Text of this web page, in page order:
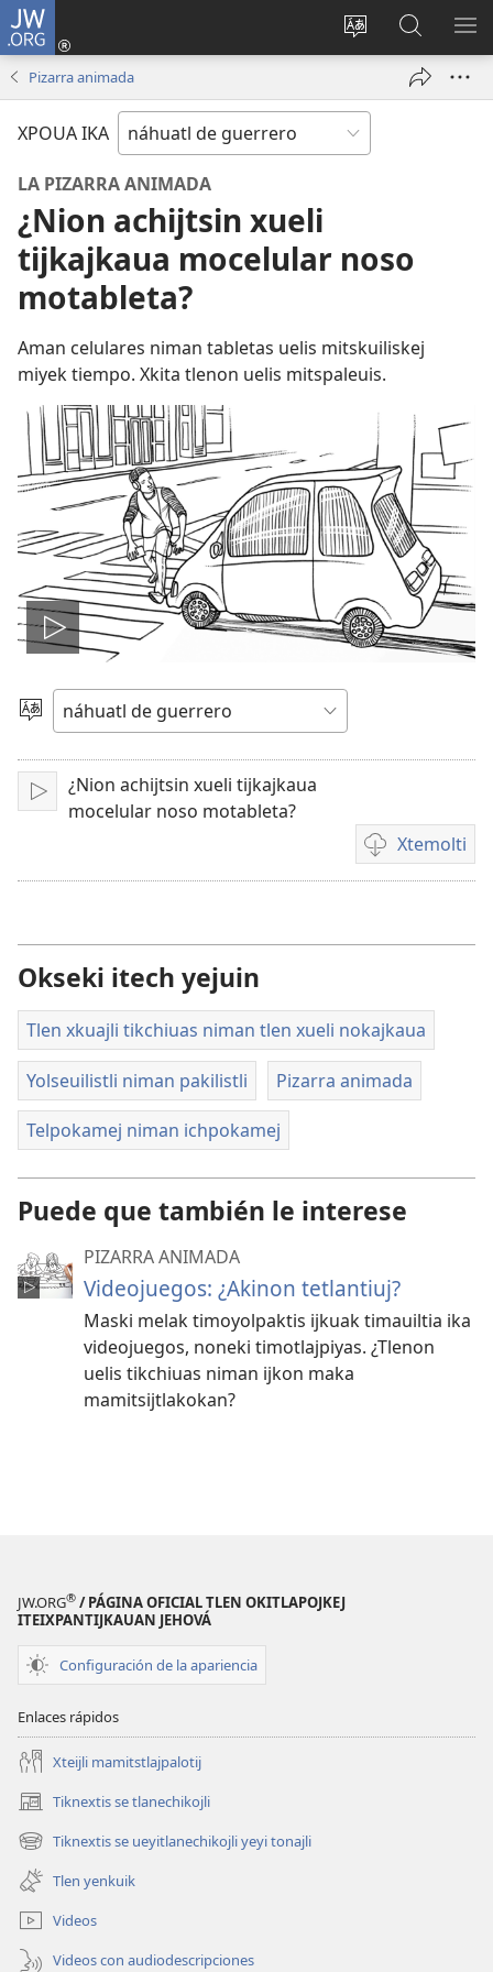
JW.ORG
Xpatili
ipan sitio
Iniciar
sesión
nueva
Xtejtemo
ipan
jw.org
Pizarra animada
XPOUA IKA
LA PIZARRA ANIMADA
¿Nion achijtsin xueli
tijkajkaua mocelular noso
motableta?
Aman celulares niman tabletas uelis mitskuiliskej
miyek tiempo. Xkita tlenon uelis mitspaleuis.
Reproducir
video
Xtlapejpeni
tlen
tlajtojli
Xkaki
¿Nion achijtsin xueli tijkajkaua
mocelular noso motableta?
Xtemolti
Kenon
tikintemoltis
for
screen
reader
Okseki itech yejuin
Tlen xkuajli tikchiuas niman tlen xueli nokajkaua
Yolseuilistli niman pakilistli Pizarra animada
Telpokamej niman ichpokamej
Puede que también le interese
PIZARRA ANIMADA
Videojuegos: ¿Akinon tetlantiuj?
Maski melak timoyolpaktis ijkuak timauiltia ika
videojuegos, noneki timotlajpiyas. ¿Tlenon
uelis tikchiuas niman ijkon maka
mamitsijtlakokan?
JW.ORG® / PÁGINA OFICIAL TLEN OKITLAPOJKEJ
ITEIXPANTIJKAUAN JEHOVÁ
Configuración de la apariencia
Enlaces rápidos
Xteijli mamitstlajpalotij
Tiknextis se tlanechikojli
(abre
una
nueva
ventana)
Tiknextis se ueyitlanechikojli yeyi tonajli
(abre
una
nueva
ventana)
Tlen yenkuik
Videos
Videos con audiodescripciones